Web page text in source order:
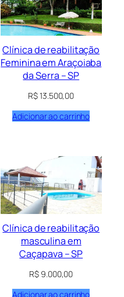
Clínica de reabilitação
Feminina em Araçoiaba
da Serra – SP
R$13.500,00
Adicionar ao carrinho
Clínica de reabilitação
masculina em
Caçapava – SP
R$ 9.000,00
Adicionar ao carrinho